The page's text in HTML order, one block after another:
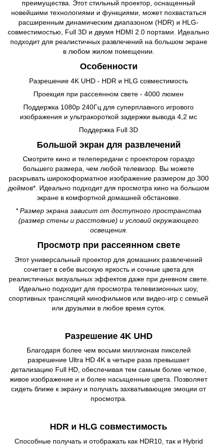
преимущества. Этот стильный проектор, оснащенный
новейшими технологиями и функциями, может похвастаться
расширенным динамическим диапазоном (HDR) и HLG-
совместимостью, Full 3D и двумя HDMI 2.0 портами. Идеально
подходит для реалистичных развлечений на большом экране
в любом жилом помещении.
Особенности
Разрешение 4K UHD - HDR и HLG совместимость
Проекция при рассеянном свете - 4000 люмен
Поддержка 1080p 240Гц для суперплавного игрового
изображения и ультракороткой задержки вывода 4,2 мс
Поддержка Full 3D
Большой экран для развлечений
Смотрите кино и телепередачи с проектором гораздо
большего размера, чем любой телевизор. Вы можете
раскрывать широкоформатное изображение размером до 300
дюймов*. Идеально подходит для просмотра кино на большом
экране в комфортной домашней обстановке.
* Размер экрана зависит от доступного пространства
(размер стены и расстояние) и условий окружающего
освещения.
Просмотр при рассеянном свете
Этот универсальный проектор для домашних развлечений
сочетает в себе высокую яркость и сочные цвета для
реалистичных визуальных эффектов даже при дневном свете.
Идеально подходит для просмотра телевизионных шоу,
спортивных трансляций кинофильмов или видео-игр с семьей
или друзьями в любое время суток.
Разрешение 4K UHD
Благодаря более чем восьми миллионам пикселей
разрешение Ultra HD 4K в четыре раза превышает
детализацию Full HD, обеспечивая тем самым более четкое,
живое изображение и и более насыщенные цвета. Позволяет
сидеть ближе к экрану и получать захватывающие эмоции от
просмотра.
HDR и HLG совместимость
Способные получать и отображать как HDR10, так и Hybrid